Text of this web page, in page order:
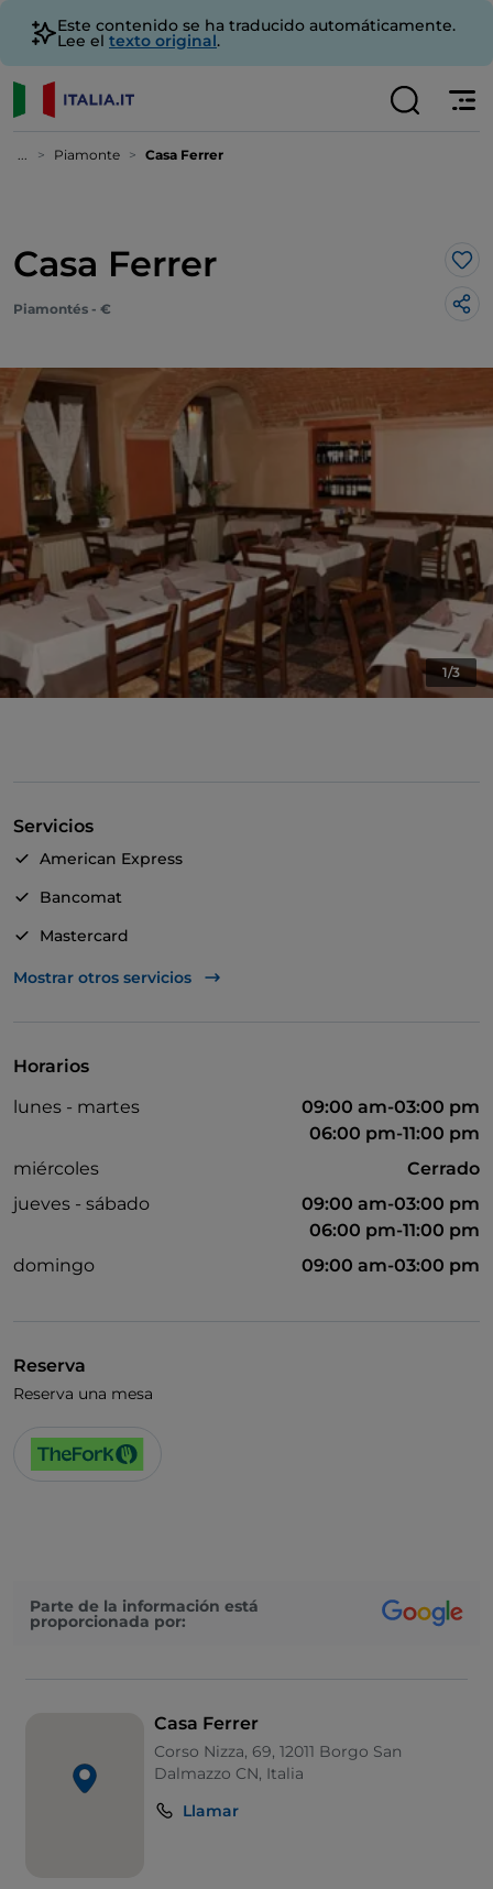
Este contenido se ha traducido automáticamente.
Lee el texto original.
... Piamonte Casa Ferrer
Casa Ferrer Me
Piamontés - €
1/3
Servicios
American Express
Bancomat
Mastercard
TheFork PAY
Baño para inválidos
Se habla inglés
Mostrar otros servicios
Horarios
lunes - martes
09:00 am-03:00 pm
06:00 pm-11:00 pm
miércoles
Cerrado
jueves - sábado
09:00 am-03:00 pm
06:00 pm-11:00 pm
domingo
09:00 am-03:00 pm
Reserva
Reserva una mesa
Parte de la información está
proporcionada por:
Casa Ferrer
Corso Nizza, 69, 12011 Borgo San
Dalmazzo CN, Italia
Llamar